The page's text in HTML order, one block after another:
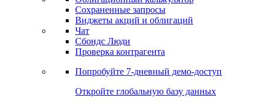
Сохраненные запросы
Виджеты акций и облигаций
Чат
Сбондс Люди
Проверка контрагента
Попробуйте 7-дневный демо-доступ
Откройте глобальную базу данных